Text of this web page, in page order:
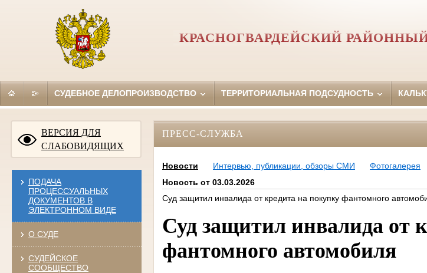
КРАСНОГВАРДЕЙСКИЙ
СУДЕБНОЕ ДЕЛОПРОИЗВОДСТВО ТЕРРИТОРИАЛЬНАЯ ПОДСУДНОСТЬ
ВЕРСИЯ ДЛЯ
СЛАБОВИДЯЩИХ
ПОДАЧА
ПРОЦЕССУАЛЬНЫХ
ДОКУМЕНТОВ В
ЭЛЕКТРОННОМ ВИДЕ
О СУДЕ
СУДЕЙСКОЕ
СООБЩЕСТВО
ПРЕСС-СЛУЖБА
Новости Интервью, публикации, обзоры СМИ
Фотогалерея
Новость от 03.03.2026
Суд защитил инвалида от кредита на покупку фантомного
Суд защитил инвалида от
фантомного автомобиля